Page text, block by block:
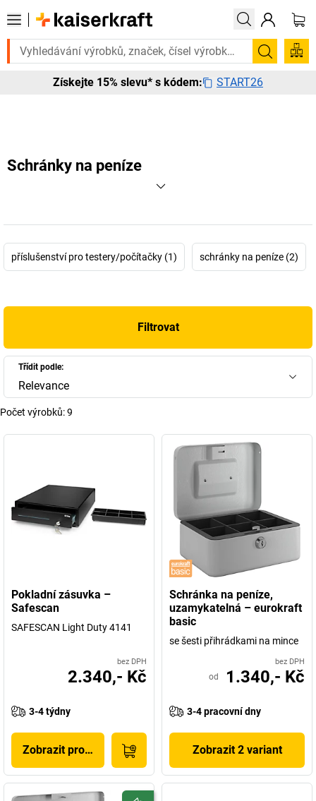
to urgentně? Vybrané bestsellery doručíme do 72 hodin.
Hledání
Získejte 15% slevu* s kódem: START26
Schránky na peníze
příslušenství pro testery/počítačky (1) schránky na peníze (2)
Filtrovat
Třídit podle:
Relevance
Počet výrobků:9
Pokladní zásuvka –
Safescan
SAFESCAN Light Duty 4141
bez DPH
2.340,- Kč
3-4 týdny
Zobrazit produkt
Schránka na peníze,
uzamykatelná – eurokraft
basic
se šesti přihrádkami na mince
bez DPH
od 1.340,- Kč
3-4 pracovní dny
Zobrazit 2 variant